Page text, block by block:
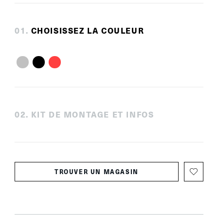
01 . CHOISISSEZ LA COULEUR
02. KIT DE MONTAGE ET INFOS
TROUVER UN MAGASIN